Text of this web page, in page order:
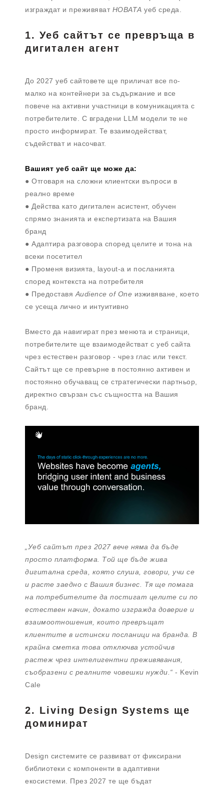
изграждат и преживяват НОВАТА уеб среда.
1. Уеб сайтът се превръща в
дигитален агент
До 2027 уеб сайтовете ще приличат все по-
малко на контейнери за съдържание и все
повече на активни участници в комуникацията с
потребителите. С вградени LLM модели те не
просто информират. Те взаимодействат,
съдействат и насочват.
Вашият уеб сайт ще може да:
● Отговаря на сложни клиентски въпроси в
реално време
● Действа като дигитален асистент, обучен
спрямо знанията и експертизата на Вашия
бранд
● Адаптира разговора според целите и тона на
всеки посетител
● Променя визията, layout-а и посланията
според контекста на потребителя
● Предоставя Audience of One изживяване, което
се усеща лично и интуитивно
Вместо да навигират през менюта и страници,
потребителите ще взаимодействат с уеб сайта
чрез естествен разговор - чрез глас или текст.
Сайтът ще се превърне в постоянно активен и
постоянно обучаващ се стратегически партньор,
директно свързан със същността на Вашия
бранд.
„Уеб сайтът през 2027 вече няма да бъде
просто платформа. Той ще бъде жива
дигитална среда, която слуша, говори, учи се
и расте заедно с Вашия бизнес. Тя ще помага
на потребителите да постигат целите си по
естествен начин, докато изгражда доверие и
взаимоотношения, които превръщат
клиентите в истински посланици на бранда. В
крайна сметка това отключва устойчив
растеж чрез интелигентни преживявания,
съобразени с реалните човешки нужди.“ - Kevin
Cale
2. Living Design Systems ще
доминират
Design системите се развиват от фиксирани
библиотеки с компоненти в адаптивни
екосистеми. През 2027 те ще бъдат